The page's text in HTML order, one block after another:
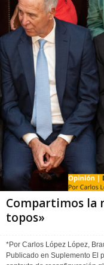
Compartimos la
topos»
*Por Carlos López López,
Publicado en Suplemento El